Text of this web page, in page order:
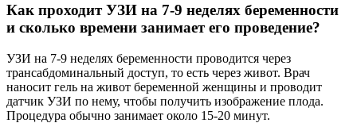
Как проходит УЗИ на 7-9 неделях беременности
и сколько времени занимает его проведение?
УЗИ на 7-9 неделях беременности проводится через
трансабдоминальный доступ, то есть через живот. Врач
наносит гель на живот беременной женщины и проводит
датчик УЗИ по нему, чтобы получить изображение плода.
Процедура обычно занимает около 15-20 минут.